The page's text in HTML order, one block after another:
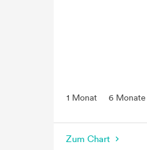
1 Monat 6 Monate
Zum Chart